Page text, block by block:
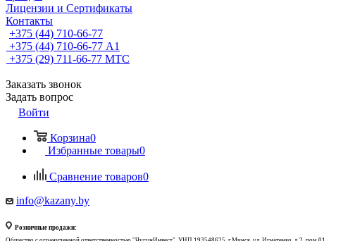
Лицензии и Сертификаты
Контакты
+375 (44) 710-66-77
+375 (44) 710-66-77 А1
+375 (29) 711-66-77 МТС
Заказать звонок
Задать вопрос
Войти
Корзина0
Избранные товары0
Сравнение товаров0
info@kazany.by
Розничные продажи: